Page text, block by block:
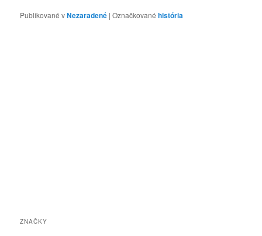
Publikované vNezaradené |Označkované história
ZNAČKY